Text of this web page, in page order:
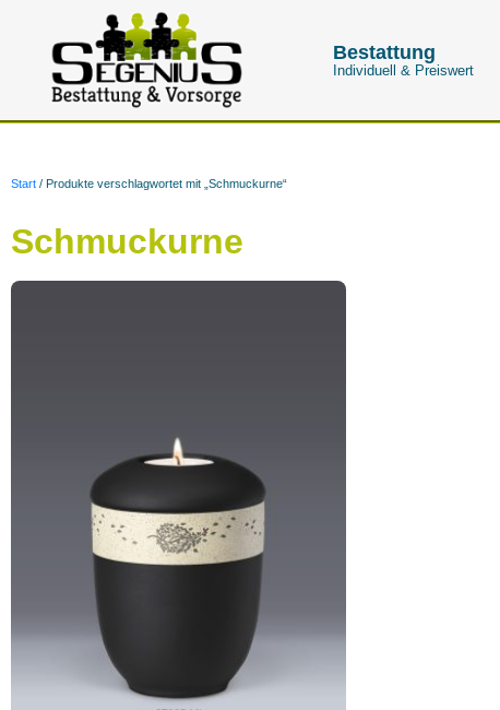
Bestattung
Individuell & Preiswert
Start / Produkte verschlagwortet mit „Schmuckurne“
Schmuckurne